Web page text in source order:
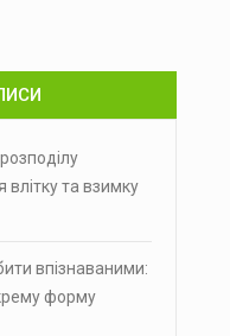
влітку та взимку
впізнаваними:
форму